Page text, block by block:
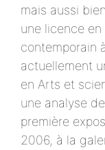
mais aussi
une licence
contemporain
actuellement
en Arts et
une analyse
première
2006, à la